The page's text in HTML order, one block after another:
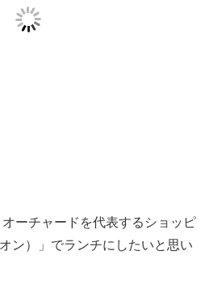
ーチャードを代表するショッピ
ン）」でランチにしたいと思い